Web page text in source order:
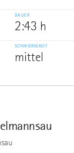
DAUER
2:43 h
SCHWIERIGKEIT
mittel